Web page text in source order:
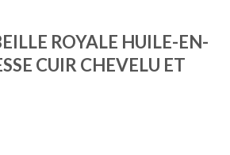
ROYALE HUILE-EN-
CUIR CHEVELU ET